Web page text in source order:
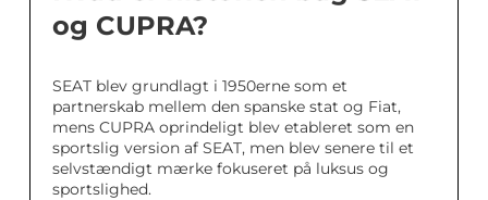
og CUPRA?
SEAT blev grundlagt i 1950erne som et
partnerskab mellem den spanske stat og Fiat,
mens CUPRA oprindeligt blev etableret som en
sportslig version af SEAT, men blev senere til et
selvstændigt mærke fokuseret på luksus og
sportslighed.